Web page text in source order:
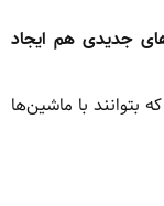
جدیدی هم ایجاد
با ماشین‌ها